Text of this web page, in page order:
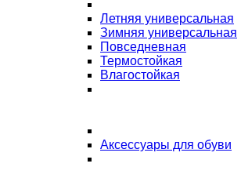
Летняя универсальная
Зимняя универсальная
Повседневная
Термостойкая
Влагостойкая
Аксессуары для обуви